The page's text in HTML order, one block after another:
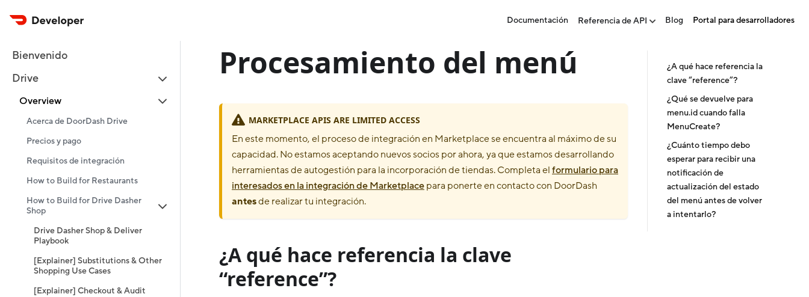
Documentación Referencia de API Blog Portal para desarrolladores
Bienvenido
Drive
Overview
Acerca de DoorDash Drive
Precios y pago
Requisitos de integración
How to Build for Restaurants
How to Build for Drive Dasher
Shop
Drive Dasher Shop & Deliver
Playbook
[Explainer] Substitutions & Other
Shopping Use Cases
[Explainer] Checkout & Audit
Procesamiento del menú
MARKETPLACE APIS ARE LIMITED ACCESS
En este momento, el proceso de integración en Marketplace se encuentra al máximo de su
capacidad. No estamos aceptando nuevos socios por ahora, ya que estamos desarrollando
herramientas de autogestión para la incorporación de tiendas. Completa el formulario para
interesados en la integración de Marketplace para ponerte en contacto con DoorDash
antesde realizar tu integración.
¿A qué hace referencia la clave
“reference”?
¿A qué hace referencia la
clave “reference”?
¿Qué se devuelve para
menu.id cuando falla
MenuCreate?
¿Cuánto tiempo debo
esperar para recibir una
notificación de
actualización del estado
del menú antes de volver
a intentarlo?